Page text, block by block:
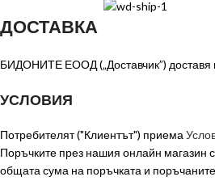
ДОСТАВКА
БИДОНИТЕ ЕООД („Доставчик”) доставя
УСЛОВИЯ
Потребителят ("Клиентът") приема
Поръчките през нашия онлайн
общата сума на поръчката и